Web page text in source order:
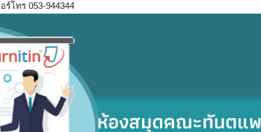
ร์โทร 053-944344